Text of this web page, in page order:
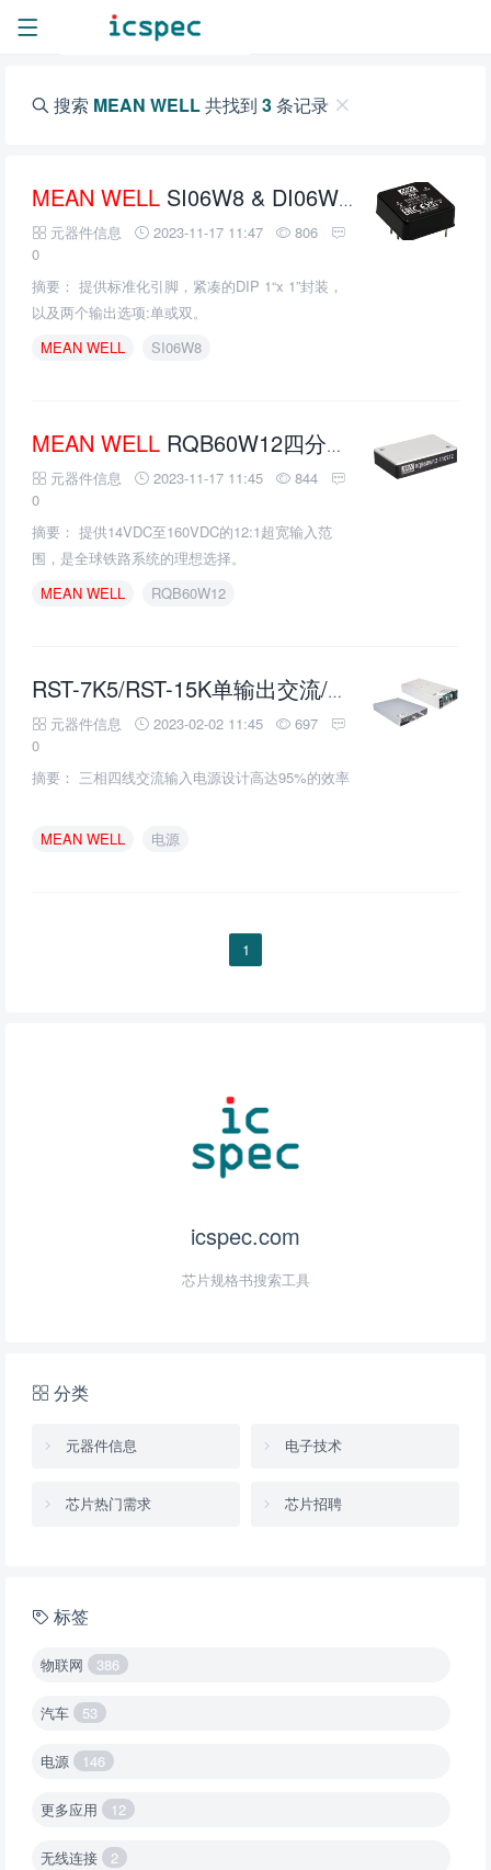
搜索 MEAN WELL共找到 3条记录
MEAN WELL SI06W8 & DI06W8 8:1 DC-DC稳压变换器的介绍、特性、及应用
元器件信息 2023-11-17 11:47
806
0
摘要： 提供标准化引脚，紧凑的DIP 1“x 1”封装，
以及两个输出选项:单或双。
MEAN WELL SI06W8
MEAN WELL RQB60W12四分之一砖铁路DC-DC转换器的介绍、特性、及应用
元器件信息 2023-11-17 11:45
844
0
摘要： 提供14VDC至160VDC的12:1超宽输入范
围，是全球铁路系统的理想选择。
MEAN WELL RQB60W12
RST-7K5/RST-15K单输出交流/直流电源的介绍、特性、及应用
元器件信息
2023-02-02 11:45
697
0
摘要： 三相四线交流输入电源设计高达95%的效率
MEAN WELL 电源
1
icspec.com
芯片规格书搜索工具
分类
元器件信息 电子技术
芯片热门需求 芯片招聘
标签
物联网 386
汽车 53
电源 146
更多应用 12
无线连接 2